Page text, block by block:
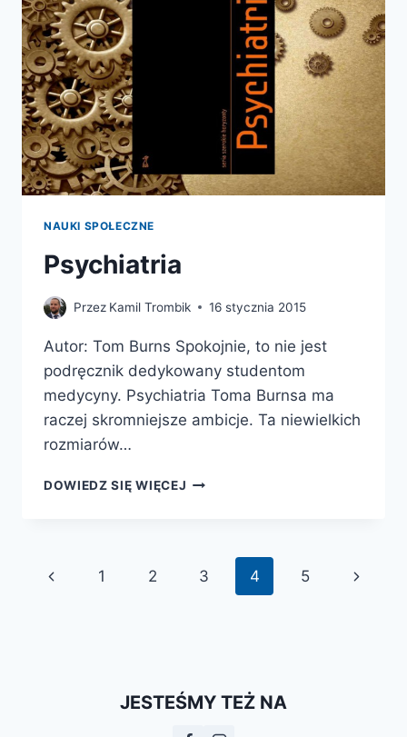
NAUKI SPOŁECZNE
Psychiatria
Przez Kamil Trombik 16 stycznia 2015
Autor: Tom Burns Spokojnie, to nie jest
podręcznik dedykowany studentom
medycyny. Psychiatria Toma Burnsa ma
raczej skromniejsze ambicje. Ta niewielkich
rozmiarów…
DOWIEDZ SIĘ WIĘCEJ PSYCHIATRIA
Nawigacja
Poprzednia
1 2 3 4 5
JESTEŚMY TEŻ NA